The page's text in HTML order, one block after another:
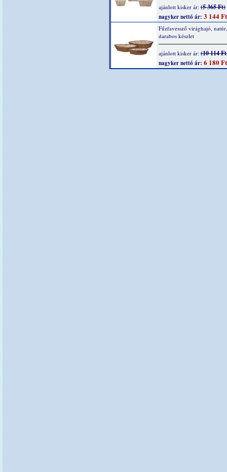
ajánlott kisker ár: (5 365 Ft)
nagyker nettó ár: 3 144 Ft
Fűzfavessző virághajó,
darabos készlet
ajánlott kisker ár: (10 114
nagyker nettó ár: 6 180 Ft